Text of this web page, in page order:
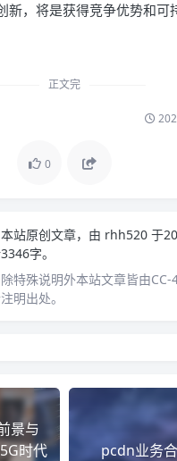
新，将是获得竞争优势和可
正文完
0
本站原创文章，由 rhh520 于
字。
除特殊说明外本站文章皆由CC-
明出处。
景与
时代
pcdn业务